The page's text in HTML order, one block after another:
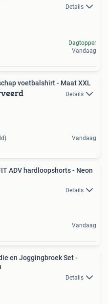
Details
Dagtopper
Vandaag
voetbalshirt - Maat XXL
Details
Vandaag
ADV hardloopshorts - Neon
Details
Vandaag
en Joggingbroek Set -
Details